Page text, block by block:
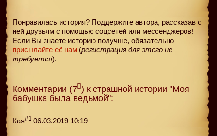
Понравилась история? Поддержите автора, рассказав о
ней друзьям с помощью соцсетей или мессенджеров!
Если Вы знаете историю получше, обязательно
присылайте её нам (регистрация для этого не
требуется).
Комментарии (7 ) к страшной истории "Моя
бабушка была ведьмой":
Кая#1 06.03.2019 10:19